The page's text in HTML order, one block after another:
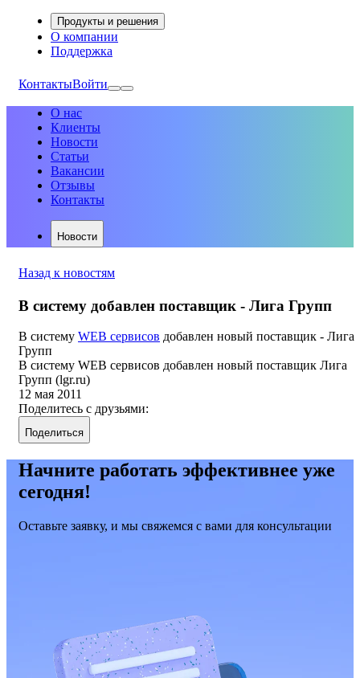
Продукты и решения
О компании
Поддержка
КонтактыВойти
О нас
Клиенты
Новости
Статьи
Вакансии
Отзывы
Контакты
Новости
Назад к новостям
В систему добавлен поставщик - Лига Групп
В систему WEB сервисов добавлен новый поставщик - Лига
Групп
В систему WEB сервисов добавлен новый поставщик Лига
Групп (lgr.ru)
12 мая 2011
Поделитесь с друзьями:
Поделиться
Начните работать эффективнее уже
сегодня!
Оставьте заявку, и мы свяжемся с вами для консультации